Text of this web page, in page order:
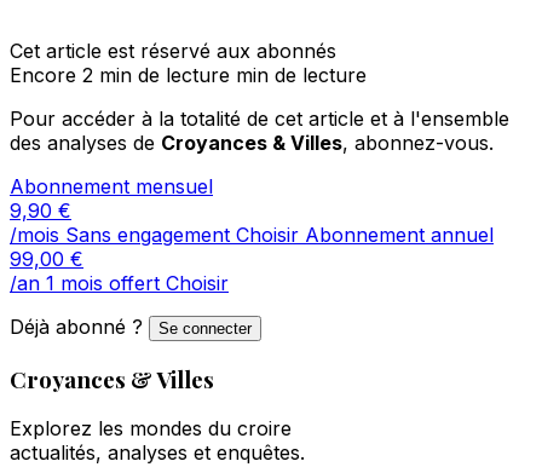
Cet article est réservé aux abonnés
Encore 2 min de lecture min de lecture
Pour accéder à la totalité de cet article et à l'ensemble
des analyses de Croyances & Villes, abonnez-vous.
Abonnement mensuel
9,90 €
/mois Sans engagement Choisir Abonnement annuel
99,00 €
/an 1 mois offert Choisir
Déjà abonné ?
Se connecter
Croyances & Villes
Explorez les mondes du croire
actualités, analyses et enquêtes.